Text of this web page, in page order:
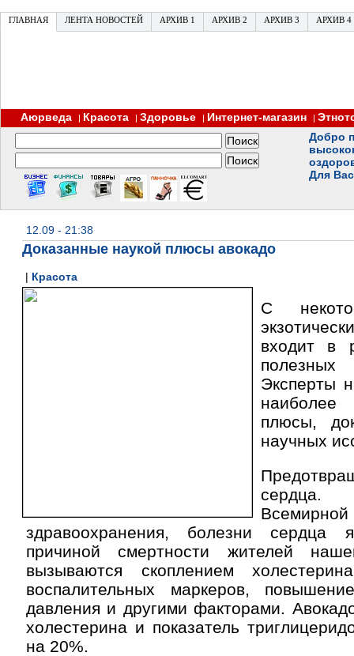
ГЛАВНАЯ ЛЕНТА НОВОСТЕЙ АРХИВ 1 АРХИВ 2 АРХИВ 3 АРХИВ 4
Аюрведа | Красота | Здоровье | Интернет-магазин |
Добро
Для
12.09 - 21:38
Доказанные наукой плюсы авокадо
| Красота
С
входит в
Эксперты
плюсы,
научных
здравоохранения, болезни сердца
причиной смертности жителей
вызываются скоплением
воспалительных маркеров,
давления и другими факторами.
холестерина и показатель
на 20%.